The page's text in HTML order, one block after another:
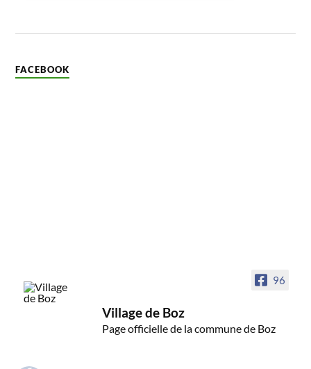
FACEBOOK
96
Village de Boz
Page officielle de la commune de Boz